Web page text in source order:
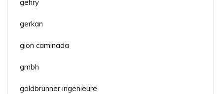
gehry
gerkan
gion caminada
gmbh
goldbrunner ingenieure